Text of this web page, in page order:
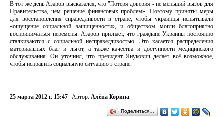
В тот же день Азаров высказался, что "Потеря доверия - не меньший вызов для
Правительства, чем решение финансовых проблем». Поэтому приняты меры
для восстановления справедливости в стране, чтобы украинцы испытывали
«ощущение социальной защищенности», и обществом могли благоприятно
восприниматься перемены. Азаров признает, что граждане Украины постоянно
сталкиваются с социальной несправедливостью. Это касается распределения
материальных благ и льгот, а также качества и доступности медицинского
обслуживания. Он уточнил, что президент Янукович делает всё возможное,
чтобы исправить социальную ситуацию в стране.
25 марта 2012 г. 15:47 Автор: Алёна Корина
Поделиться…